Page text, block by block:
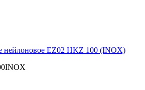
нейлоновое EZ02 HKZ 100 (INOX)